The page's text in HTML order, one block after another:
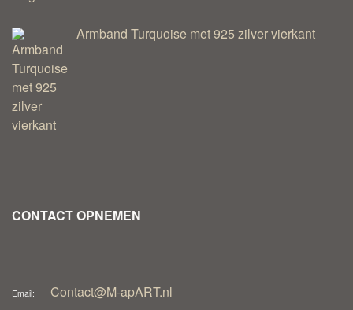
Armband Turquoise met 925 zilver vierkant
CONTACT OPNEMEN
Email: Contact@M-apART.nl